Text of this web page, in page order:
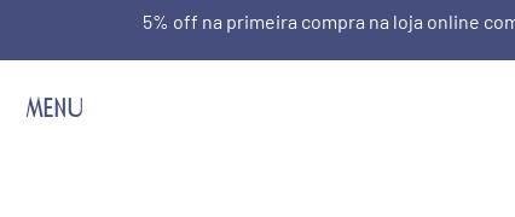
5% off na primeira compra na loja online
MENU